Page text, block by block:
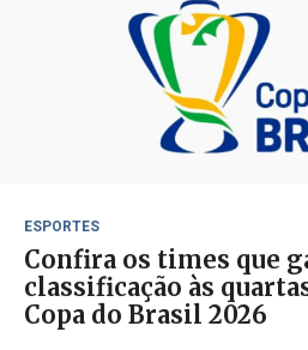
ESPORTES
Confira os times que
classificação às
Copa do Brasil 2026